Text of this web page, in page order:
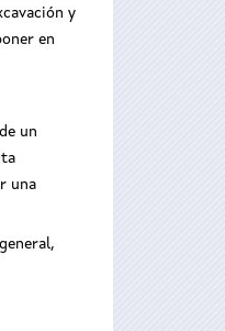
y
en
un
una